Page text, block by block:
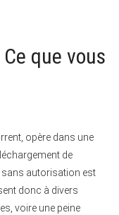
que vous
opère dans une
de
sans autorisation est
donc à divers
voire une peine